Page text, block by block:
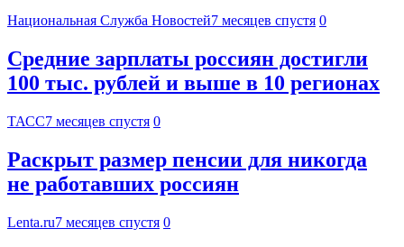
Национальная Служба Новостей7 месяцев спустя 0
Средние зарплаты россиян достигли
100 тыс. рублей и выше в 10 регионах
ТАСС7 месяцев спустя 0
Раскрыт размер пенсии для никогда
не работавших россиян
Lenta.ru7 месяцев спустя 0